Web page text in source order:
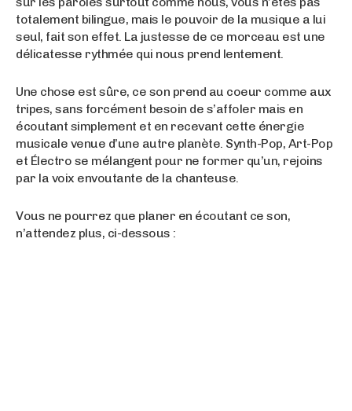
totalement bilingue, mais le pouvoir de la musique a lui
seul, fait son effet. La justesse de ce morceau est une
délicatesse rythmée qui nous prend lentement.
Une chose est sûre, ce son prend au coeur comme aux
tripes, sans forcément besoin de s’affoler mais en
écoutant simplement et en recevant cette énergie
musicale venue d’une autre planète. Synth-Pop, Art-Pop
et Électro se mélangent pour ne former qu’un, rejoins
par la voix envoutante de la chanteuse.
Vous ne pourrez que planer en écoutant ce son,
n’attendez plus, ci-dessous :